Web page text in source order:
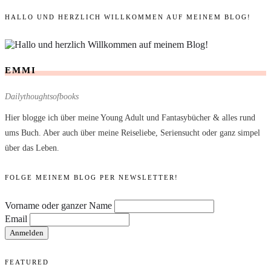
HALLO UND HERZLICH WILLKOMMEN AUF MEINEM BLOG!
EMMI
Dailythoughtsofbooks
Hier blogge ich über meine Young Adult und Fantasybücher & alles rund
ums Buch. Aber auch über meine Reiseliebe, Seriensucht oder ganz simpel
über das Leben.
FOLGE MEINEM BLOG PER NEWSLETTER!
Vorname oder ganzer Name
Email
FEATURED